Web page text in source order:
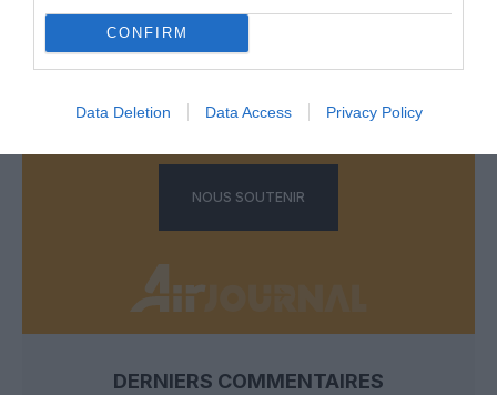
CONFIRM
Data Deletion Data Access Privacy Policy
Appel aux lecteurs !
développement !
NOUS SOUTENIR
DERNIERS COMMENTAIRES